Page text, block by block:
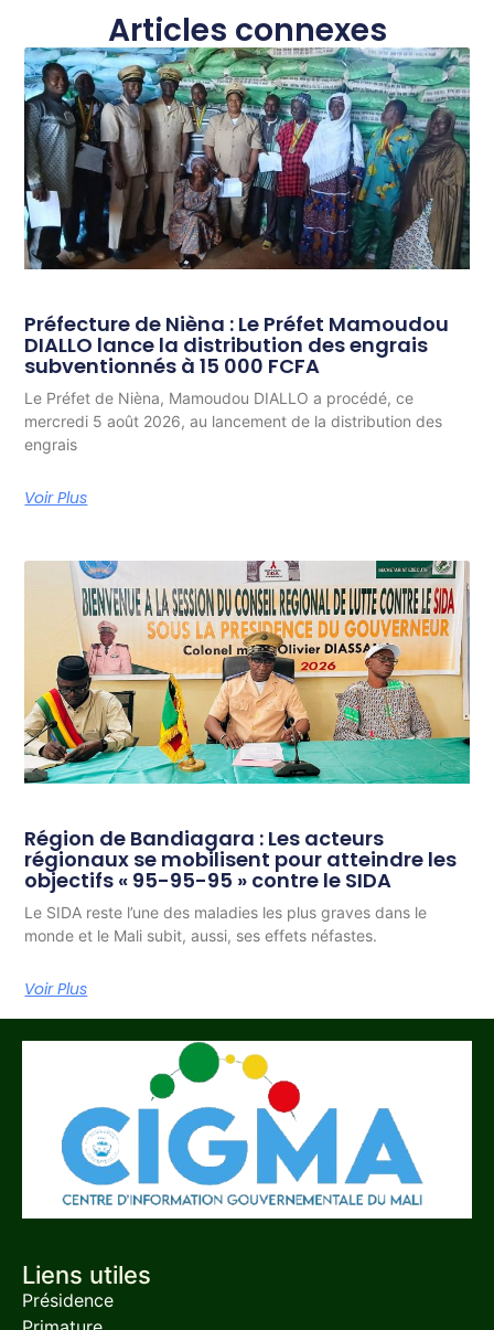
Articles connexes
Préfecture de Nièna : Le Préfet Mamoudou
DIALLO lance la distribution des engrais
subventionnés à 15 000 FCFA
Le Préfet de Nièna, Mamoudou DIALLO a procédé, ce
mercredi 5 août 2026, au lancement de la distribution des
engrais
Voir Plus
Région de Bandiagara : Les acteurs
régionaux se mobilisent pour atteindre les
objectifs « 95-95-95 » contre le SIDA
Le SIDA reste l’une des maladies les plus graves dans le
monde et le Mali subit, aussi, ses effets néfastes.
Voir Plus
Liens utiles
Présidence